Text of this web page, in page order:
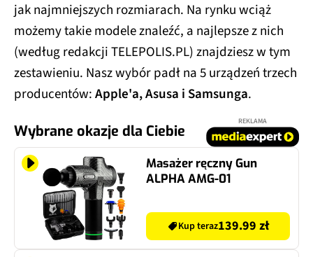
jak najmniejszych rozmiarach. Na rynku wciąż
możemy takie modele znaleźć, a najlepsze z nich
(według redakcji TELEPOLIS.PL) znajdziesz w tym
zestawieniu. Nasz wybór padł na 5 urządzeń trzech
producentów:Apple'a, Asusa i Samsunga.
Wybrane okazje dla Ciebie
REKLAMA
Masażer ręczny Gun
ALPHA AMG-01
Kup teraz139.99 zł